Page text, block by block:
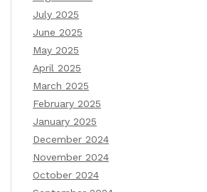
July 2025
June 2025
May 2025
April 2025
March 2025
February 2025
January 2025
December 2024
November 2024
October 2024